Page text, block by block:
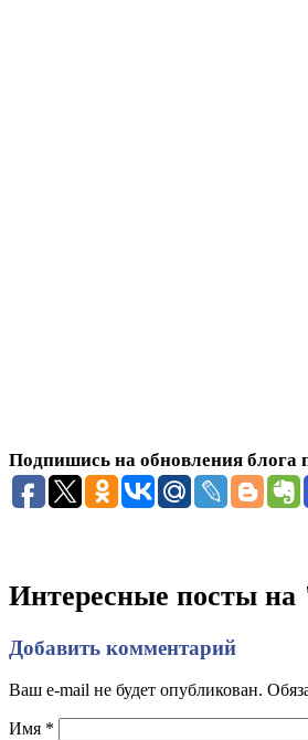
Подпишись на обновления блога
Интересные посты на
Добавить комментарий
Ваш e-mail не будет опубликован.
Имя *